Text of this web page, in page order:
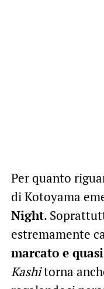
Per quanto
di Kotoyama
Night.
estremamente
marcato e
Kashitorna